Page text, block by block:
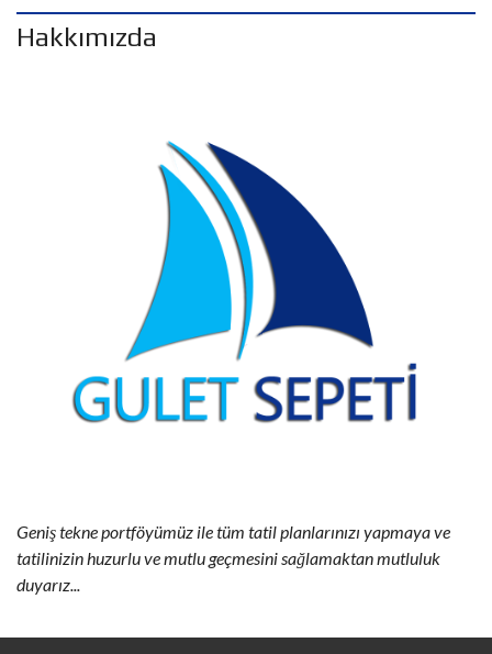
Hakkımızda
Geniş tekne portföyümüz ile tüm tatil planlarınızı yapmaya ve
tatilinizin huzurlu ve mutlu geçmesini sağlamaktan mutluluk
duyarız...